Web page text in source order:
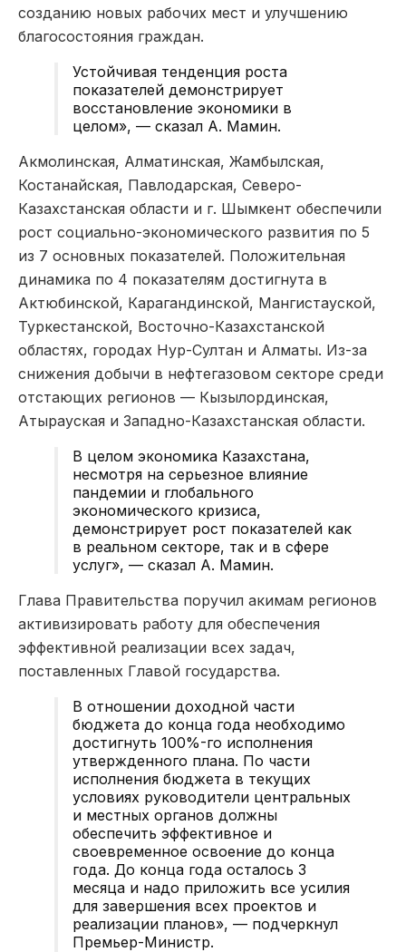
созданию новых рабочих мест и улучшению
благосостояния граждан.
Устойчивая тенденция роста
показателей демонстрирует
восстановление экономики в
целом», — сказал А. Мамин.
Акмолинская, Алматинская, Жамбылская,
Костанайская, Павлодарская, Северо-
Казахстанская области и г. Шымкент обеспечили
рост социально-экономического развития по 5
из 7 основных показателей. Положительная
динамика по 4 показателям достигнута в
Актюбинской, Карагандинской, Мангистауской,
Туркестанской, Восточно-Казахстанской
областях, городах Нур-Султан и Алматы. Из-за
снижения добычи в нефтегазовом секторе среди
отстающих регионов — Кызылординская,
Атырауская и Западно-Казахстанская области.
В целом экономика Казахстана,
несмотря на серьезное влияние
пандемии и глобального
экономического кризиса,
демонстрирует рост показателей как
в реальном секторе, так и в сфере
услуг», — сказал А. Мамин.
Глава Правительства поручил акимам регионов
активизировать работу для обеспечения
эффективной реализации всех задач,
поставленных Главой государства.
В отношении доходной части
бюджета до конца года необходимо
достигнуть 100%-го исполнения
утвержденного плана. По части
исполнения бюджета в текущих
условиях руководители центральных
и местных органов должны
обеспечить эффективное и
своевременное освоение до конца
года. До конца года осталось 3
месяца и надо приложить все усилия
для завершения всех проектов и
реализации планов», — подчеркнул
Премьер-Министр.